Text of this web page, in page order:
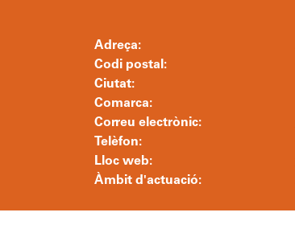
Adreça:
Codi postal:
Ciutat:
Comarca:
Correu electrònic:
Telèfon:
Lloc web:
Àmbit d'actuació: